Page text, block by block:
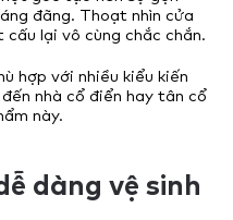
đãng. Thoạt nhìn cửa
lại vô cùng chắc chắn.
hợp với nhiều kiểu kiến
nhà cổ điển hay tân cổ
này.
dàng vệ sinh